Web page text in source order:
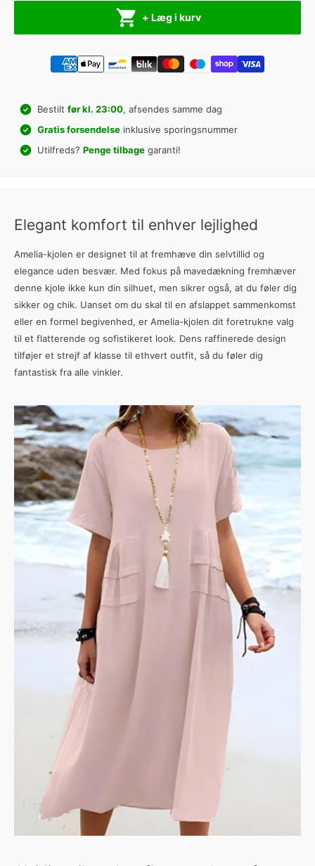
+ Læg i kurv
Bestilt før kl. 23:00, afsendes samme dag
Gratis forsendelseinklusive sporingsnummer
Utilfreds? Penge tilbagegaranti!
Elegant komfort til enhver lejlighed
Amelia-kjolen er designet til at fremhæve din selvtillid og
elegance uden besvær. Med fokus på mavedækning fremhæver
denne kjole ikke kun din silhuet, men sikrer også, at du føler dig
sikker og chik. Uanset om du skal til en afslappet sammenkomst
eller en formel begivenhed, er Amelia-kjolen dit foretrukne valg
til et flatterende og sofistikeret look. Dens raffinerede design
tilføjer et strejf af klasse til ethvert outfit, så du føler dig
fantastisk fra alle vinkler.